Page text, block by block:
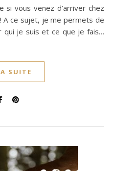
A ce sujet, je me permets de
qui je suis et ce que je fais…
SUITE